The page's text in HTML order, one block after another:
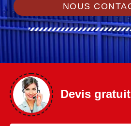
NOUS
Devis gratuit